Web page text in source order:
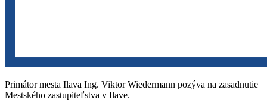
Primátor mesta Ilava Ing. Viktor Wiedermann pozýva na zasadnutie
Mestského zastupiteľstva v Ilave.